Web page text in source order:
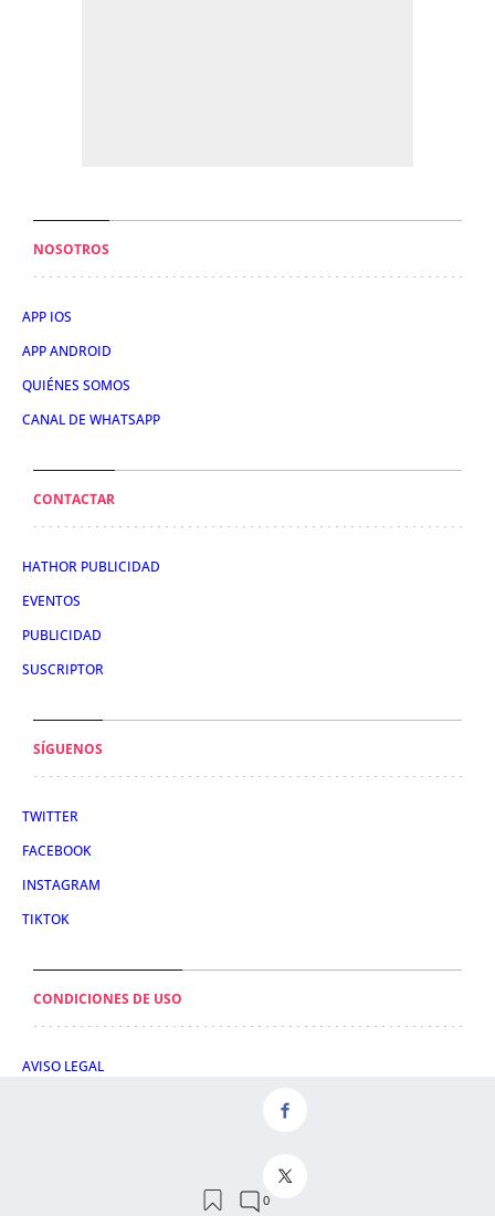
NOSOTROS
APP IOS
APP ANDROID
QUIÉNES SOMOS
CANAL DE WHATSAPP
CONTACTAR
HATHOR PUBLICIDAD
EVENTOS
PUBLICIDAD
SUSCRIPTOR
SÍGUENOS
TWITTER
FACEBOOK
INSTAGRAM
TIKTOK
CONDICIONES DE USO
AVISO LEGAL